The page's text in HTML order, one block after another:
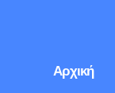
Αρχική